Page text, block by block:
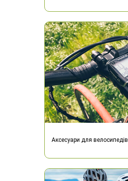
Аксесуари для велосипедів